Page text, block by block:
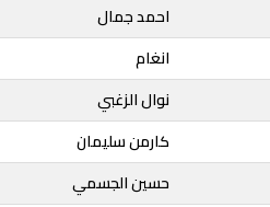
احمد جمال
انغام
نوال الزغبي
كارمن سليمان
حسين الجسمي